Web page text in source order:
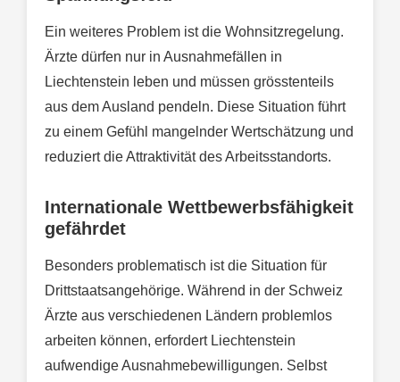
Ein weiteres Problem ist die Wohnsitzregelung.
Ärzte dürfen nur in Ausnahmefällen in
Liechtenstein leben und müssen grösstenteils
aus dem Ausland pendeln. Diese Situation führt
zu einem Gefühl mangelnder Wertschätzung und
reduziert die Attraktivität des Arbeitsstandorts.
Internationale Wettbewerbsfähigkeit
gefährdet
Besonders problematisch ist die Situation für
Drittstaatsangehörige. Während in der Schweiz
Ärzte aus verschiedenen Ländern problemlos
arbeiten können, erfordert Liechtenstein
aufwendige Ausnahmebewilligungen. Selbst